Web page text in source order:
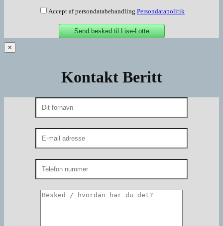
Accept af persondatabehandling. Persondatapolitik
×
Kontakt Beritt